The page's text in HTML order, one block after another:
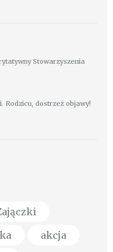
Stowarzyszenia
Rodzicu, dostrzeż objawy!
akcja